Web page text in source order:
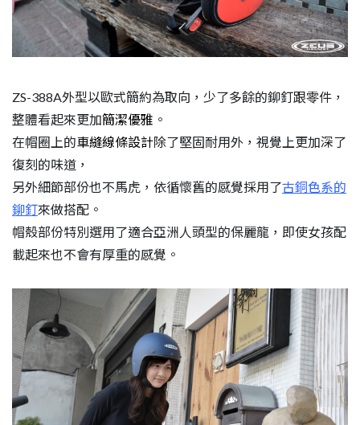
ZS-388A外型以歐式簡約為取向，少了多餘的鉚釘跟零件，
整體看起來更加簡潔優雅 。
在帽圈上的車縫線條設計除了堅固耐用外，視覺上更加深了
復刻的味道，
另外細節部份也不馬虎，依循懷舊的感覺採用了古銅色系的
鉚釘來做搭配。
帽殼部份特別選用了適合亞洲人頭型的保麗龍，即使女孩配
載起來也不會有厚重的感覺。